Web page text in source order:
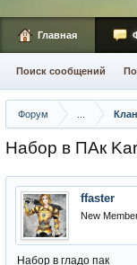
Форум
Набор в ПАк
ffaster
New
Набор в гладо пак
Главная
Поиск сообщений